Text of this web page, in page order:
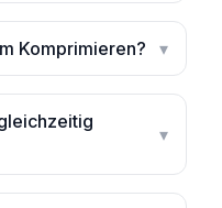
Komprimieren? ▾
▾